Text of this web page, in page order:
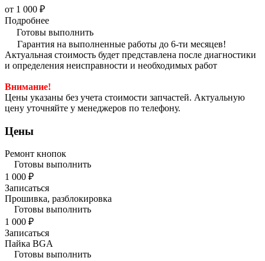
от 1 000 ₽
Подробнее
Готовы выполнить
Гарантия на выполненные работы до 6-ти месяцев!
Актуальная стоимость будет представлена после диагностики
и определения неисправности и необходимых работ
Внимание!
Цены указаны без учета стоимости запчастей. Актуальную
цену уточняйте у менеджеров по телефону.
Цены
Ремонт кнопок
Готовы выполнить
1 000 ₽
Записаться
Прошивка, разблокировка
Готовы выполнить
1 000 ₽
Записаться
Пайка BGA
Готовы выполнить